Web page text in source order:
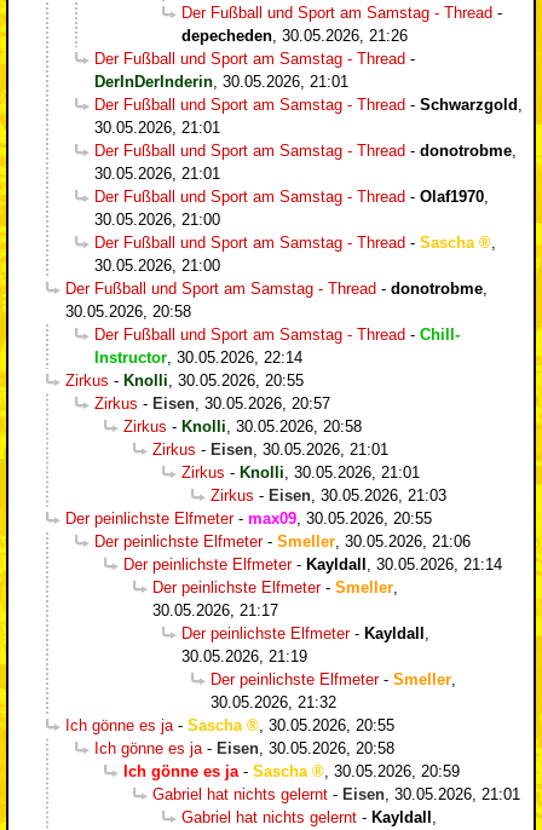
Der Fußball und Sport am Samstag - Thread -
depecheden 30.05.2026, 21:26
Der Fußball und Sport am Samstag - Thread -
DerInDerInderin 30.05.2026, 21:01
Der Fußball und Sport am Samstag - Thread - Schwarzgold
30.05.2026, 21:01
Der Fußball und Sport am Samstag - Thread - donotrobme
30.05.2026, 21:01
Der Fußball und Sport am Samstag - Thread - Olaf1970
30.05.2026, 21:00
Der Fußball und Sport am Samstag - Thread - Sascha
30.05.2026, 21:00
Der Fußball und Sport am Samstag - Thread - donotrobme
30.05.2026, 20:58
Der Fußball und Sport am Samstag - Thread - Chill-
Instructor 30.05.2026, 22:14
Zirkus - Knolli 30.05.2026, 20:55
Zirkus - Eisen 30.05.2026, 20:57
Zirkus - Knolli 30.05.2026, 20:58
Zirkus - Eisen 30.05.2026, 21:01
Zirkus - Knolli 30.05.2026, 21:01
Zirkus - Eisen 30.05.2026, 21:03
Der peinlichste Elfmeter- max09 30.05.2026, 20:55
Der peinlichste Elfmeter- Smeller 30.05.2026, 21:06
Der peinlichste Elfmeter- Kayldall
30.05.2026, 21:14
Der peinlichste Elfmeter- Smeller
30.05.2026, 21:17
Der peinlichste Elfmeter- Kayldall
30.05.2026, 21:19
Der peinlichste Elfmeter- Smeller
30.05.2026, 21:32
Ich gönne es ja - Sascha
30.05.2026, 20:55
Ich gönne es ja - Eisen 30.05.2026, 20:58
Ich gönne es ja - Sascha
30.05.2026, 20:59
Gabriel hat nichts gelernt - Eisen 30.05.2026, 21:01
Gabriel hat nichts gelernt - Kayldall